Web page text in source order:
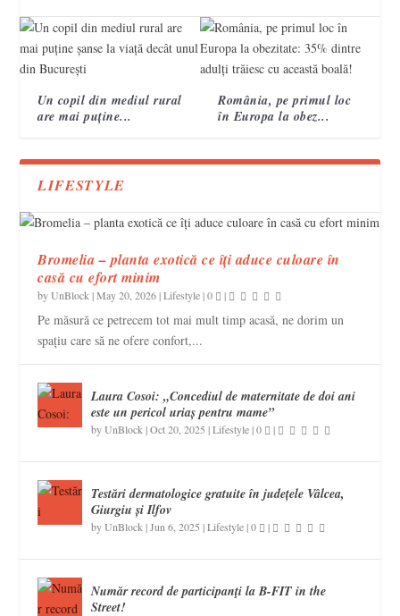
vascular cerebral 2
încheie a treia ediție.
Un copil din mediul rural
are mai puține...
România, pe primul loc
în Europa la obez...
LIFESTYLE
Bromelia – planta exotică ce îți aduce culoare în
casă cu efort minim
byUnBlock |May 20, 2026|Lifestyle|0 |
Pe măsură ce petrecem tot mai mult timp acasă, ne dorim un
spațiu care să ne ofere confort,...
Laura Cosoi: „Concediul de maternitate de doi ani
este un pericol uriaș pentru mame”
byUnBlock |Oct 20, 2025 |Lifestyle|0 |
Testări dermatologice gratuite în județele Vâlcea,
Giurgiu și Ilfov
byUnBlock |Jun 6, 2025 |Lifestyle|0 |
Număr record de participanţi la B-FIT in the
Street!